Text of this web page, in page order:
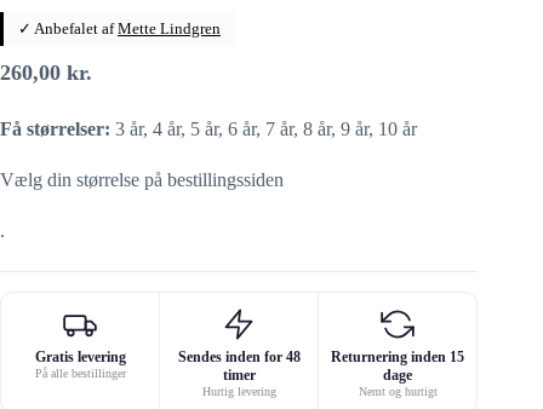
✓ Anbefalet afMette Lindgren
260,00 kr.
Få størrelser: 3 år, 4 år, 5 år, 6 år, 7 år, 8 år, 9 år, 10 år
Vælg din størrelse på bestillingssiden
.
Gratis levering
På alle bestillinger
Sendes inden for 48
timer
Hurtig levering
Returnering inden 15
dage
Nemt og hurtigt